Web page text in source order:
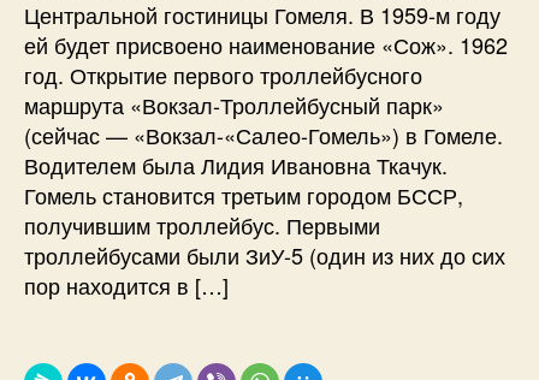
Центральной гостиницы Гомеля. В 1959-м году
ей будет присвоено наименование «Сож». 1962
год. Открытие первого троллейбусного
маршрута «Вокзал-Троллейбусный парк»
(сейчас — «Вокзал-«Салео-Гомель») в Гомеле.
Водителем была Лидия Ивановна Ткачук.
Гомель становится третьим городом БССР,
получившим троллейбус. Первыми
троллейбусами были ЗиУ-5 (один из них до сих
пор находится в […]